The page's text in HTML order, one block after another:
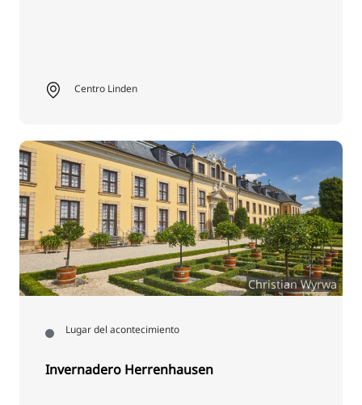
Centro Linden
Christian Wyrwa
Lugar del acontecimiento
Invernadero Herrenhausen